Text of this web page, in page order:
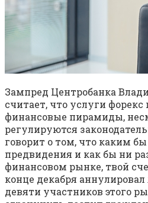
Зампред Центробанка
считает, что услуги
финансовые пирамиды,
регулируются
говорит о том, что каким
предвидения и как бы ни
финансовом рынке, твой
конце декабря
девяти участников этого